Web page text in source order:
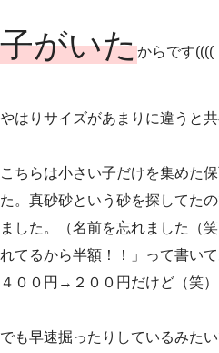
子がいたからです((((
やはりサイズがあまりに違うと
こちらは小さい子だけを集めた
た。真砂砂という砂を探してた
ました。（名前を忘れました（
れてるから半額！！」って書い
４００円→２００円だけど（笑）
でも早速掘ったりしているみた